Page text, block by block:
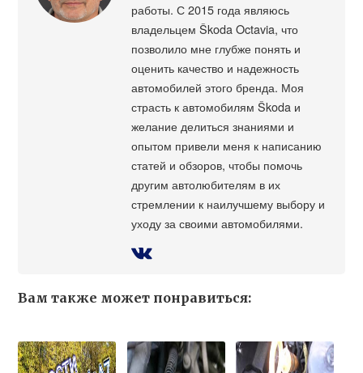
работы. С 2015 года являюсь
владельцем Škoda Octavia, что
позволило мне глубже понять и
оценить качество и надежность
автомобилей этого бренда. Моя
страсть к автомобилям Škoda и
желание делиться знаниями и
опытом привели меня к написанию
статей и обзоров, чтобы помочь
другим автолюбителям в их
стремлении к наилучшему выбору и
уходу за своими автомобилями.
Вам также может понравиться: